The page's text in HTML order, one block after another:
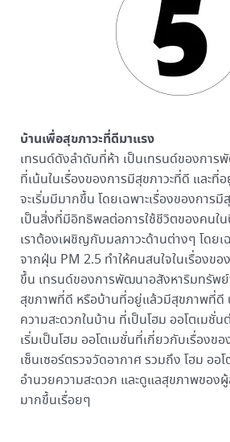
บ้านเพื่อสุขภาวะที่ดีมาแรง
เทรนด์ดังลำดับที่ห้า เป็นเทรนด์ของกา
ที่เน้นในเรื่องของการมีสุขภาวะที่ดี และที่
จะเริ่มมีมากขึ้น โดยเฉพาะเรื่องของการมี
เป็นสิ่งที่มีอิทธิพลต่อการใช้ชีวิตของคนใ
เราต้องเผชิญกับมลภาวะด้านต่างๆ โดย
จากฝุ่น PM 2.5 ทำให้คนสนใจในเรื่องข
ขึ้น เทรนด์ของการพัฒนาอสังหาริมทรัพ
สุขภาพที่ดี หรือบ้านที่อยู่แล้วมีสุขภาพที่ดี
ความสะดวกในบ้าน ที่เป็นโฮม ออโตเมชั่น
เริ่มเป็นโฮม ออโตเมชั่นที่เกี่ยวกับเรื่องข
เซ็นเซอร์ตรวจวัดอากาศ รวมถึง โฮม ออ
อำนวยความสะดวก และดูแลสุขภาพของ
มากขึ้นเรื่อยๆ